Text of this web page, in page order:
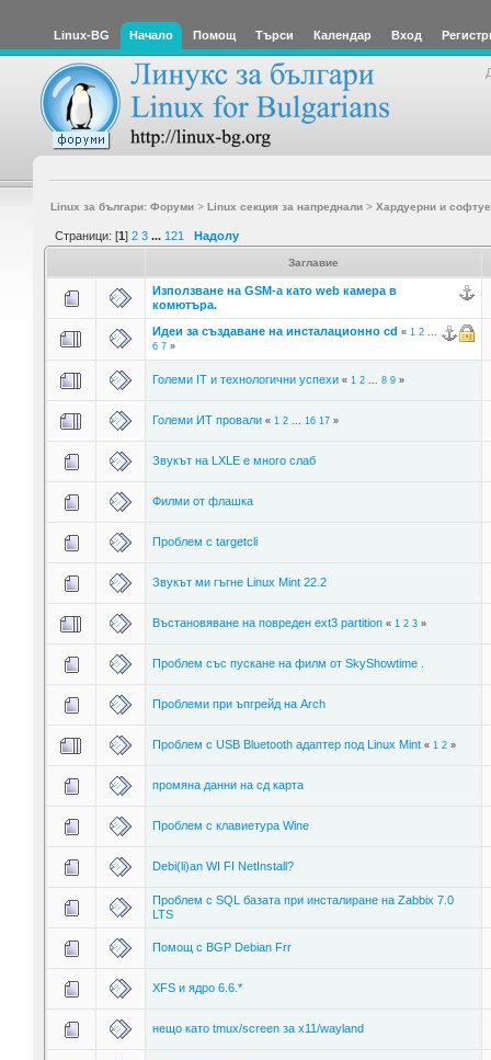
Linux-BG Начало Помощ Търси Календар Вход
Linux за българи: Форуми> Linux секция за напреднали> Хардуерни и
Страници: [1] 2 3 ... 121 Надолу
Заглавие
Използване на GSM-a като web камера в
комютъра.
Идеи за създаване на инсталационно cd « 1 2...
6 7»
Големи IT и технологични успехи « 1 2... 8 9»
Големи ИТ провали « 1 2... 16 17»
Звукът на LXLE е много слаб
Филми от флашка
Проблем с targetcli
Звукът ми гъгне Linux Mint 22.2
Въстановяване на повреден ext3 partition « 1 2 3»
Проблем със пускане на филм от SkyShowtime .
Проблеми при ъпгрейд на Arch
Проблем с USB Bluetooth адаптер под Linux Mint « 1 2»
промяна данни на сд карта
Проблем с клавиетура Wine
Debi(li)an WI FI NetInstall?
Проблем с SQL базата при инсталиране на Zabbix 7.0
LTS
Помощ с BGP Debian Frr
XFS и ядро 6.6.*
нещо като tmux/screen за x11/wayland